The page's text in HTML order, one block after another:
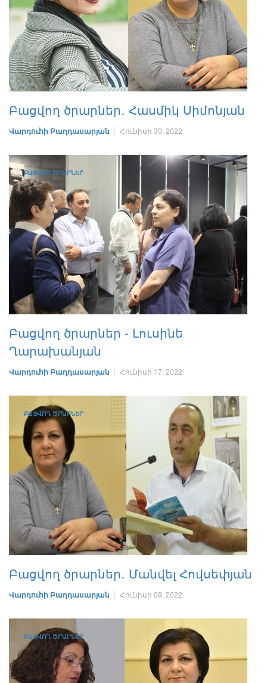
Բացվող ծրարներ․ Հասմիկ Սիմոնյան
Վարդուհի Բաղդասարյան Հունիսի 30, 2022
ԲԱՑՎՈՂ ԾՐԱՐՆԵՐ
Բացվող ծրարներ - Լուսինե
Ղարախանյան
Վարդուհի Բաղդասարյան Հունիսի 17, 2022
ԲԱՑՎՈՂ ԾՐԱՐՆԵՐ
Բացվող ծրարներ․ Մանվել Հովսեփյան
Վարդուհի Բաղդասարյան Հունիսի 09, 2022
ԲԱՑՎՈՂ ԾՐԱՐՆԵՐ